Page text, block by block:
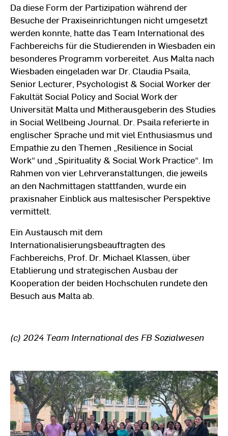
Da diese Form der Partizipation während der
Besuche der Praxiseinrichtungen nicht umgesetzt
werden konnte, hatte das Team International des
Fachbereichs für die Studierenden in Wiesbaden ein
besonderes Programm vorbereitet. Aus Malta nach
Wiesbaden eingeladen war Dr. Claudia Psaila,
Senior Lecturer, Psychologist & Social Worker der
Fakultät Social Policy and Social Work der
Universität Malta und Mitherausgeberin des Studies
in Social Wellbeing Journal. Dr. Psaila referierte in
englischer Sprache und mit viel Enthusiasmus und
Empathie zu den Themen „Resilience in Social
Work“ und „Spirituality & Social Work Practice“. Im
Rahmen von vier Lehrveranstaltungen, die jeweils
an den Nachmittagen stattfanden, wurde ein
praxisnaher Einblick aus maltesischer Perspektive
vermittelt.
Ein Austausch mit dem
Internationalisierungsbeauftragten des
Fachbereichs, Prof. Dr. Michael Klassen, über
Etablierung und strategischen Ausbau der
Kooperation der beiden Hochschulen rundete den
Besuch aus Malta ab.
(c) 2024 Team International des FB Sozialwesen